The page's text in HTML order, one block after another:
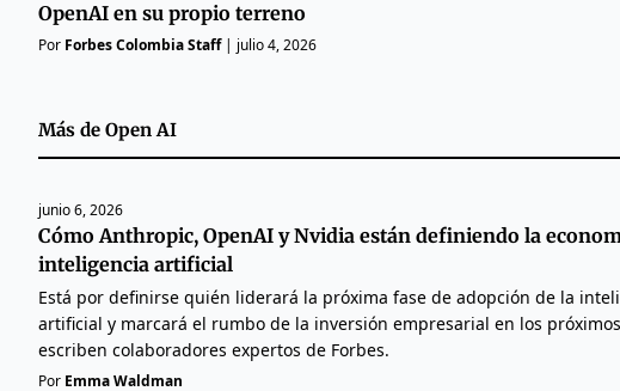
OpenAI en su propio terreno
Por Forbes Colombia Staff| julio 4, 2026
Más de Open AI
junio 6, 2026
Cómo Anthropic, OpenAI y Nvidia están definiendo la
inteligencia artificial
Está por definirse quién liderará la próxima fase de adopción de la
artificial y marcará el rumbo de la inversión empresarial en los
escriben colaboradores expertos de Forbes.
Por Emma Waldman